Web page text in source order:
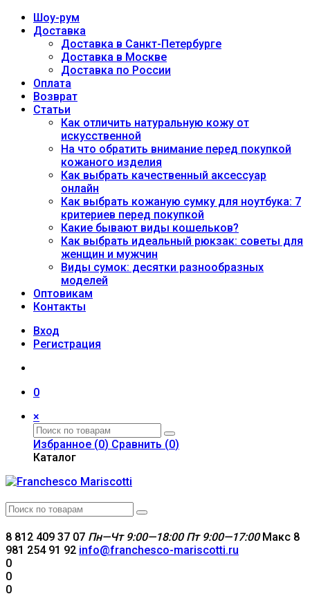
Шоу-рум
Доставка
Доставка в Санкт-Петербурге
Доставка в Москве
Доставка по России
Оплата
Возврат
Статьи
Как отличить натуральную кожу от
искусственной
На что обратить внимание перед покупкой
кожаного изделия
Как выбрать качественный аксессуар
онлайн
Как выбрать кожаную сумку для ноутбука: 7
критериев перед покупкой
Какие бывают виды кошельков?
Как выбрать идеальный рюкзак: советы для
женщин и мужчин
Виды сумок: десятки разнообразных
моделей
Оптовикам
Контакты
Вход
Регистрация
0
×
Избранное (0) Сравнить (0)
Каталог
8 812 409 37 07 Пн—Чт 9:00—18:00 Пт 9:00—17:00Макс 8
981 254 91 92 info@franchesco-mariscotti.ru
0
0
0